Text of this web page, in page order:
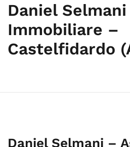
Daniel
Immobiliare –
Castelfidardo
Daniel Selmani –